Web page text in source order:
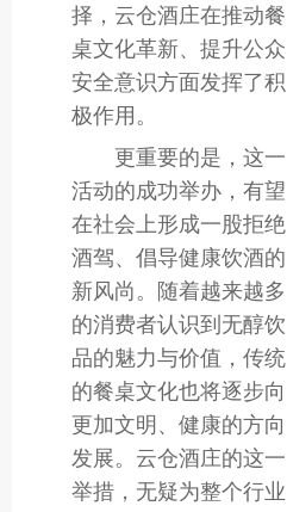
择，云仓酒庄在推动餐
桌文化革新、提升公众
安全意识方面发挥了积
极作用。
更重要的是，这一
活动的成功举办，有望
在社会上形成一股拒绝
酒驾、倡导健康饮酒的
新风尚。随着越来越多
的消费者认识到无醇饮
品的魅力与价值，传统
的餐桌文化也将逐步向
更加文明、健康的方向
发展。云仓酒庄的这一
举措，无疑为整个行业